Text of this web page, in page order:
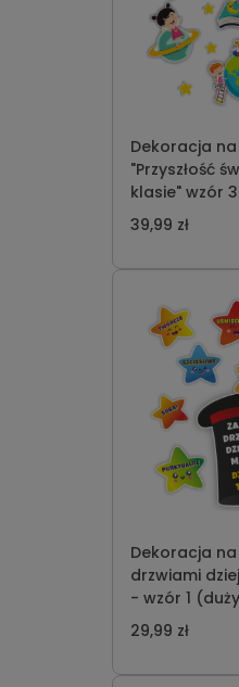
Dekoracja
"Przyszłość
klasie" wzór 3
39,99 zł
Dekoracja
drzwiami
- wzór 1 (duży cylinder + 17
gwiazdek)
29,99 zł